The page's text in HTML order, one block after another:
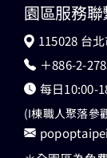
園區服務聯
115028 台
＋886-2-
每日10:00-
(I棟職人聚落參